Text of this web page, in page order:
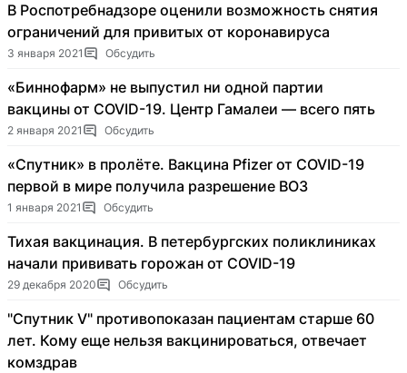
В Роспотребнадзоре оценили возможность снятия
ограничений для привитых от коронавируса
3 января 2021 Обсудить
«Биннофарм» не выпустил ни одной партии
вакцины от COVID-19. Центр Гамалеи — всего пять
2 января 2021 Обсудить
«Спутник» в пролёте. Вакцина Pfizer от COVID-19
первой в мире получила разрешение ВОЗ
1 января 2021 Обсудить
Тихая вакцинация. В петербургских поликлиниках
начали прививать горожан от COVID-19
29 декабря 2020 Обсудить
"Спутник V" противопоказан пациентам старше 60
лет. Кому еще нельзя вакцинироваться, отвечает
комздрав